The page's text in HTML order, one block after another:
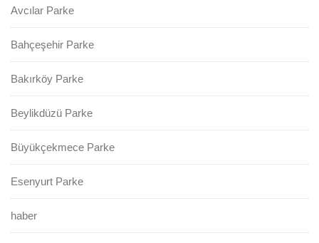
Avcılar Parke
Bahçeşehir Parke
Bakırköy Parke
Beylikdüzü Parke
Büyükçekmece Parke
Esenyurt Parke
haber